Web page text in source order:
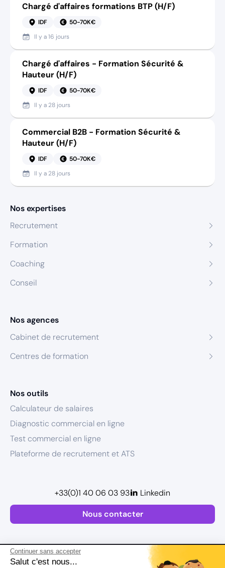
Continuer sans accepter
Salut c'est nous...
Chargé d'affaires formations BTP (H/F)
IDF
50-70K€
Il y a16 jours
Chargé d'affaires - Formation Sécurité &
Hauteur (H/F)
IDF
50-70K€
Il y a 28 jours
Commercial B2B - Formation Sécurité &
Hauteur (H/F)
IDF
50-70K€
Il y a 28 jours
Nos expertises
Recrutement
Formation
Coaching
Conseil
Nos agences
Cabinet de recrutement
Centres de formation
Nos outils
Calculateur de salaires
Diagnostic commercial en ligne
Test commercial en ligne
Plateforme de recrutement et ATS
Nous contacter
+33(0)1 40 06 03 93 Linkedin